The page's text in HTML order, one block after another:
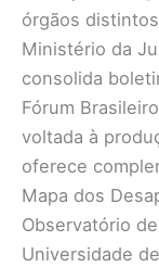
órgãos
Ministério da
consolida
Fórum
voltada à
oferece
Mapa dos
Observatório
Universidade